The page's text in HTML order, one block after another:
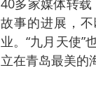
40多家媒体转
故事的进展，
业。“九月天使”
立在青岛最美的